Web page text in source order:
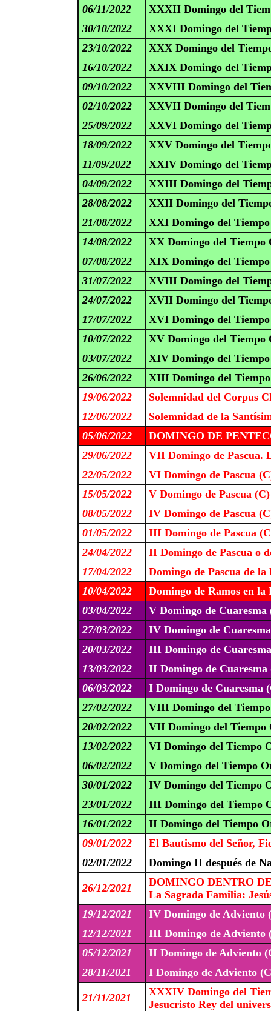
06/11/2022
XXXII Domingo del
30/10/2022
XXXI Domingo del
23/10/2022
XXX Domingo del
16/10/2022
XXIX Domingo del
09/10/2022
XXVIII Domingo del
02/10/2022
XXVII Domingo del
25/09/2022
XXVI Domingo del
18/09/2022
XXV Domingo del
11/09/2022
XXIV Domingo del
04/09/2022
XXIII Domingo del
28/08/2022
XXII Domingo del
21/08/2022
XXI Domingo del
14/08/2022
XX Domingo del
07/08/2022
XIX Domingo del
31/07/2022
XVIII Domingo del
24/07/2022
XVII Domingo del
17/07/2022
XVI Domingo del
10/07/2022
XV Domingo del
03/07/2022
XIV Domingo del
26/06/2022
XIII Domingo del
19/06/2022
Solemnidad del Corpus
12/06/2022
Solemnidad de la
05/06/2022
DOMINGO DE
29/06/2022
VII Domingo de Pascua.
22/05/2022
VI Domingo de Pascua
15/05/2022
V Domingo de Pascua (C)
08/05/2022
IV Domingo de Pascua
01/05/2022
III Domingo de Pascua
24/04/2022
II Domingo de Pascua o
17/04/2022
Domingo de Pascua de
10/04/2022
Domingo de Ramos en la
03/04/2022
V Domingo de Cuaresma
27/03/2022
IV Domingo de
20/03/2022
III Domingo de
13/03/2022
II Domingo de Cuaresma
06/03/2022
I Domingo de Cuaresma
27/02/2022
VIII Domingo del
20/02/2022
VII Domingo del Tiempo
13/02/2022
VI Domingo del Tiempo
06/02/2022
V Domingo del Tiempo
30/01/2022
IV Domingo del Tiempo
23/01/2022
III Domingo del Tiempo
16/01/2022
II Domingo del Tiempo
09/01/2022
El Bautismo del Señor,
02/01/2022
Domingo II después de
26/12/2021
DOMINGO DENTRO
La Sagrada Familia:
19/12/2021
IV Domingo de Adviento
12/12/2021
III Domingo de Adviento
05/12/2021
II Domingo de Adviento
28/11/2021
I Domingo de Adviento
21/11/2021
XXXIV Domingo del
Jesucristo Rey del